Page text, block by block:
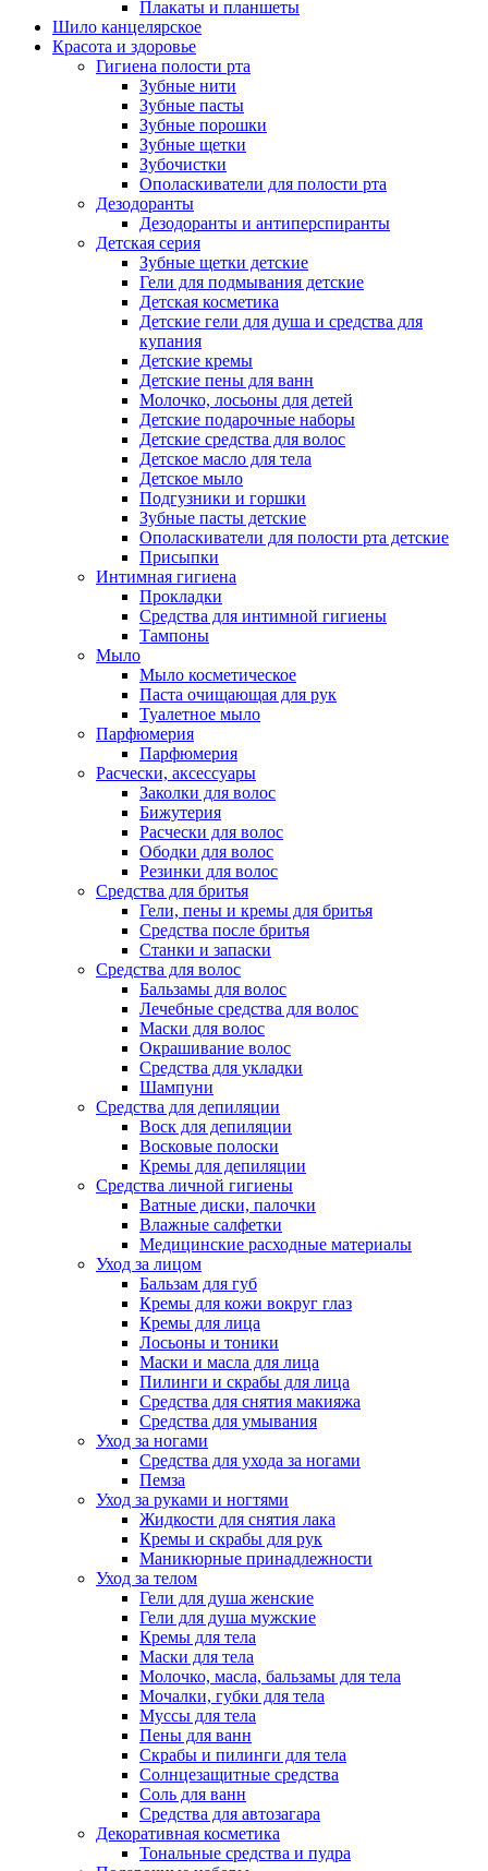
Плакаты и планшеты
Шило канцелярское
Красота и здоровье
Гигиена полости рта
Зубные нити
Зубные пасты
Зубные порошки
Зубные щетки
Зубочистки
Ополаскиватели для полости рта
Дезодоранты
Дезодоранты и антиперспиранты
Детская серия
Зубные щетки детские
Гели для подмывания детские
Детская косметика
Детские гели для душа и средства для
купания
Детские кремы
Детские пены для ванн
Молочко, лосьоны для детей
Детские подарочные наборы
Детские средства для волос
Детское масло для тела
Детское мыло
Подгузники и горшки
Зубные пасты детские
Ополаскиватели для полости рта детские
Присыпки
Интимная гигиена
Прокладки
Средства для интимной гигиены
Тампоны
Мыло
Мыло косметическое
Паста очищающая для рук
Туалетное мыло
Парфюмерия
Парфюмерия
Расчески, аксессуары
Заколки для волос
Бижутерия
Расчески для волос
Ободки для волос
Резинки для волос
Средства для бритья
Гели, пены и кремы для бритья
Средства после бритья
Станки и запаски
Средства для волос
Бальзамы для волос
Лечебные средства для волос
Маски для волос
Окрашивание волос
Средства для укладки
Шампуни
Средства для депиляции
Воск для депиляции
Восковые полоски
Кремы для депиляции
Средства личной гигиены
Ватные диски, палочки
Влажные салфетки
Медицинские расходные материалы
Уход за лицом
Бальзам для губ
Кремы для кожи вокруг глаз
Кремы для лица
Лосьоны и тоники
Маски и масла для лица
Пилинги и скрабы для лица
Средства для снятия макияжа
Средства для умывания
Уход за ногами
Средства для ухода за ногами
Пемза
Уход за руками и ногтями
Жидкости для снятия лака
Кремы и скрабы для рук
Маникюрные принадлежности
Уход за телом
Гели для душа женские
Гели для душа мужские
Кремы для тела
Маски для тела
Молочко, масла, бальзамы для тела
Мочалки, губки для тела
Муссы для тела
Пены для ванн
Скрабы и пилинги для тела
Солнцезащитные средства
Соль для ванн
Средства для автозагара
Декоративная косметика
Тональные средства и пудра